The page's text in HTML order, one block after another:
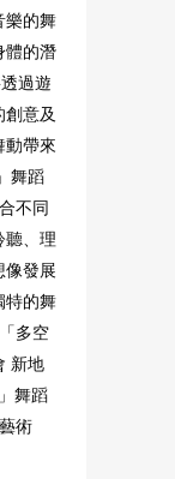
樂的舞
體的潛
過遊
創意及
動帶來
舞蹈
不同
聽、理
像發展
特的舞
多空
新地
舞蹈
術